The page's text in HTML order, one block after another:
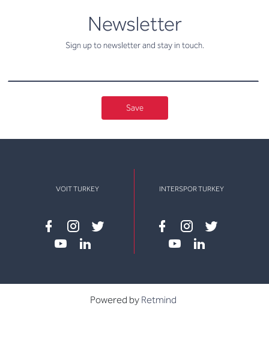
Newsletter
Sign up to newsletter and stay in touch.
newsletter
Save
VOIT TURKEY
Facebook
instagram
twitter
INTERSPOR TURKEY
Facebook
instagram
twitter
Powered by Retmind